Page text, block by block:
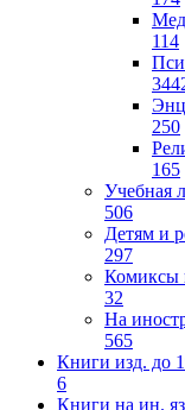
114
250
165
Учебная
506
Детям и
297
Комиксы
32
На
565
Книги изд. до
6
Книги на ин.